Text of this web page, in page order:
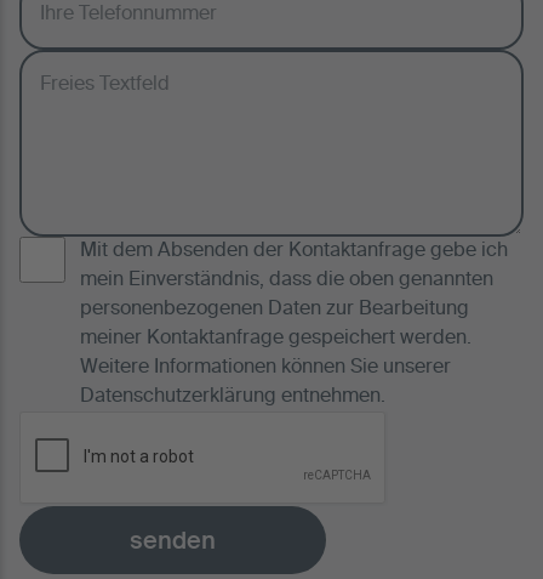
Mit dem Absenden der Kontaktanfrage gebe ich
mein Einverständnis, dass die oben genannten
personenbezogenen Daten zur Bearbeitung
meiner Kontaktanfrage gespeichert werden.
Weitere Informationen können Sie unserer
Datenschutzerklärung entnehmen.
senden